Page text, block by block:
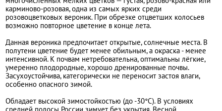
карминово-розовая, одна из самых ярких среди
розовоцветковых вероник. При обрезке отцветших колосьев
возможно повторное цветение в конце лета.
Данная вероника предпочитает открытые, солнечные места. В
полутени цветение будет менее обильным, а окраска - менее
интенсивной. К почвам нетребовательна, оптимальны лёгкие,
умеренно плодородные, хорошо дренированные почвы.
Засухоустойчива, категорически не переносит застоя влаги,
особенно опасного зимой.
Обладает высокой зимостойкостью (до -30°C). В условиях